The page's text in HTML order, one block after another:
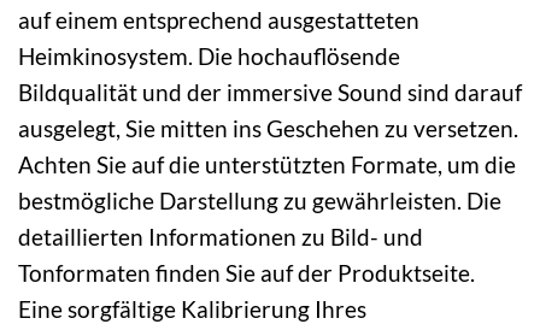
auf einem entsprechend ausgestatteten
Heimkinosystem. Die hochauflösende
Bildqualität und der immersive Sound sind darauf
ausgelegt, Sie mitten ins Geschehen zu versetzen.
Achten Sie auf die unterstützten Formate, um die
bestmögliche Darstellung zu gewährleisten. Die
detaillierten Informationen zu Bild- und
Tonformaten finden Sie auf der Produktseite.
Eine sorgfältige Kalibrierung Ihres